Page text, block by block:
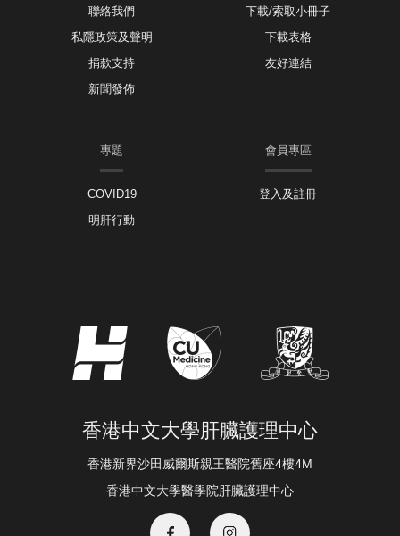
聯絡我們
私隱政策及聲明
捐款支持
新聞發佈
下載/索取小冊子
下載表格
友好連結
專題
COVID19
明肝行動
會員專區
登入及註冊
香港中文大學肝臟護理中心
香港新界沙田威爾斯親王醫院舊座4樓4M
香港中文大學醫學院肝臟護理中心